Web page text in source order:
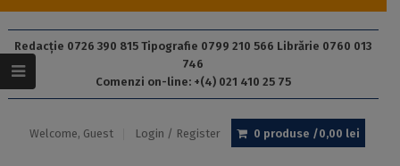
Redacție 0726 390 815 Tipografie 0799 210 566 Librărie 0760 013
746
Comenzi on-line: +(4) 021 410 25 75
Welcome, Guest Login / Register 0 produse /0,00 lei